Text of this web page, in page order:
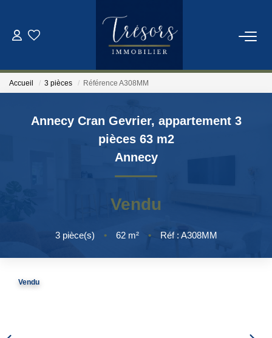
NOTRE AGENCE
Qui Sommes-Nous
Accueil 3 pièces Référence A308MM
Annecy Cran Gevrier, appartement 3
pièces 63 m2
Annecy
Vendu
3pièce(s) • 62m² • Réf : A308MM
Vendu